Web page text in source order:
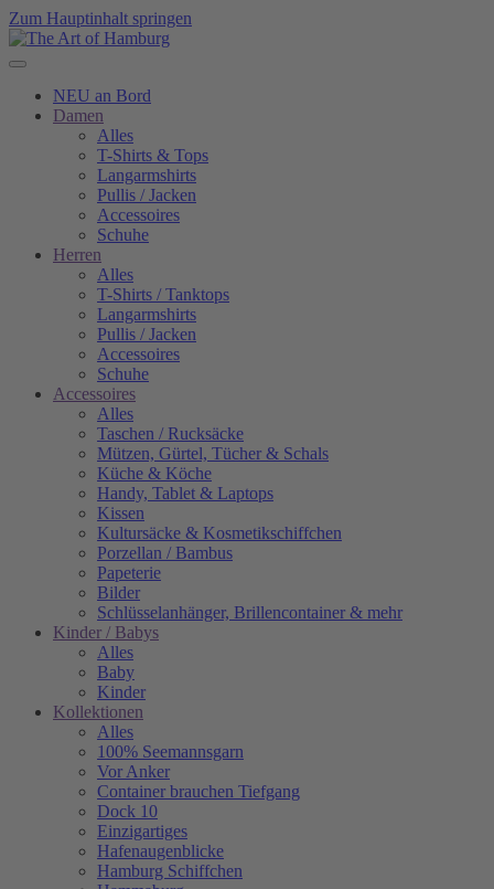
Zum Hauptinhalt springen
NEU an Bord
Damen
Alles
T-Shirts & Tops
Langarmshirts
Pullis / Jacken
Accessoires
Schuhe
Herren
Alles
T-Shirts / Tanktops
Langarmshirts
Pullis / Jacken
Accessoires
Schuhe
Accessoires
Alles
Taschen / Rucksäcke
Mützen, Gürtel, Tücher & Schals
Küche & Köche
Handy, Tablet & Laptops
Kissen
Kultursäcke & Kosmetikschiffchen
Porzellan / Bambus
Papeterie
Bilder
Schlüsselanhänger, Brillencontainer & mehr
Kinder / Babys
Alles
Baby
Kinder
Kollektionen
Alles
100% Seemannsgarn
Vor Anker
Container brauchen Tiefgang
Dock 10
Einzigartiges
Hafenaugen­blicke
Hamburg Schiffchen